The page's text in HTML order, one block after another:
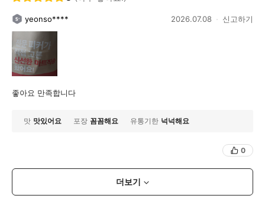
yeonso**** 2026.07.08 신고하기
좋아요 만족합니다
맛 맛있어요 포장 꼼꼼해요 유통기한 넉넉해요
0
더보기